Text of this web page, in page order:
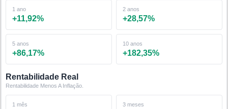
1 ano
+11,92%
2 anos
+28,57%
5 anos
+86,17%
10 anos
+182,35%
Rentabilidade Real
Rentabilidade Menos A Inflação.
1 mês 3 meses